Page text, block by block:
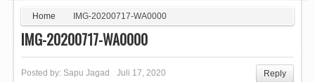
Home IMG-20200717-WA0000
IMG-20200717-WA0000
Posted by: Sapu Jagad Juli 17, 2020 Reply